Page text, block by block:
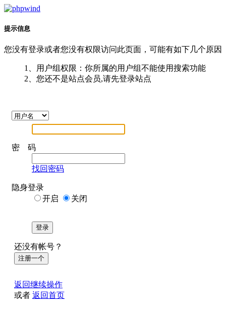
提示信息
您没有登录或者您没有权限访问此页面，可能有如下几个原因
1、用户组权限：你所属的用户组不能使用搜索功能
2、您还不是站点会员,请先登录站点
密 码
找回密码
隐身登录
开启
关闭
登录
还没有帐号？
注册一个
返回继续操作
或者 返回首页